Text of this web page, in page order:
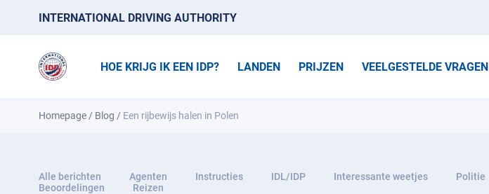
INTERNATIONAL DRIVING AUTHORITY
HOE KRIJG IK EEN IDP? LANDEN PRIJZEN VEELGESTELDE VRAGEN
Homepage / Blog / Een rijbewijs halen in Polen
Alle berichten Agenten Instructies IDL/IDP Interessante weetjes Politie
Beoordelingen
Reizen